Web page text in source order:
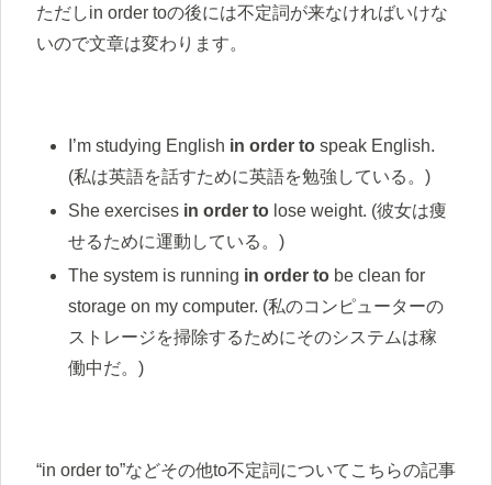
ただしin order toの後には不定詞が来なければいけな
いので文章は変わります。
I’m studying English in order to speak English.
(私は英語を話すために英語を勉強している。)
She exercises in order to lose weight. (彼女は痩
せるために運動している。)
The system is running in order to be clean for
storage on my computer. (私のコンピューターの
ストレージを掃除するためにそのシステムは稼
働中だ。)
“in order to”などその他to不定詞についてこちらの記事